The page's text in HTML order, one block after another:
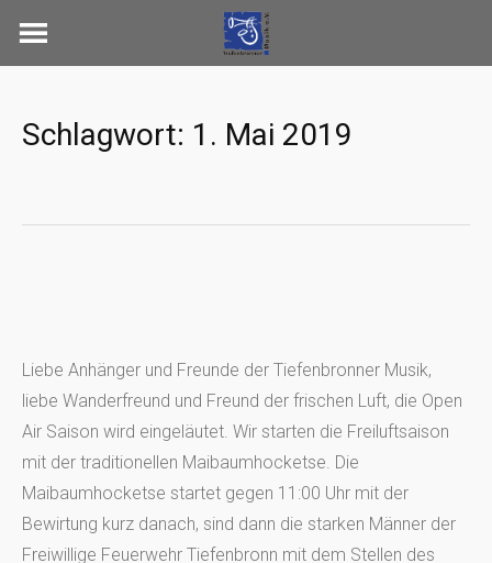
Schlagwort: 1. Mai 2019
Liebe Anhänger und Freunde der Tiefenbronner Musik,
liebe Wanderfreund und Freund der frischen Luft, die Open
Air Saison wird eingeläutet. Wir starten die Freiluftsaison
mit der traditionellen Maibaumhocketse. Die
Maibaumhocketse startet gegen 11:00 Uhr mit der
Bewirtung kurz danach, sind dann die starken Männer der
Freiwillige Feuerwehr Tiefenbronn mit dem Stellen des